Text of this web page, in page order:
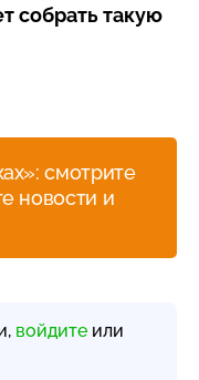
собрать такую
смотрите
новости и
войдите или